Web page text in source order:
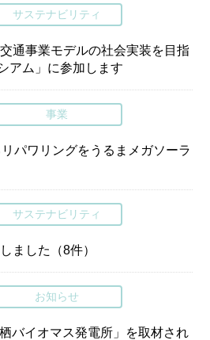
サステナビリティ
通事業モデルの社会実装を目指
アム」に参加します
事業
パワリングをうるまメガソーラ
サステナビリティ
ました（8件）
お知らせ
バイオマス発電所」を取材され